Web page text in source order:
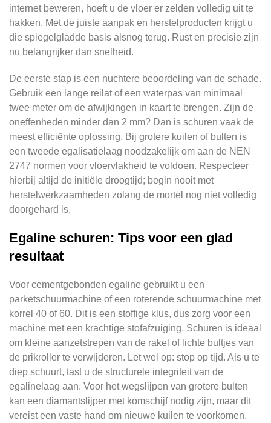
internet beweren, hoeft u de vloer er zelden volledig uit te
hakken. Met de juiste aanpak en herstelproducten krijgt u
die spiegelgladde basis alsnog terug. Rust en precisie zijn
nu belangrijker dan snelheid.
De eerste stap is een nuchtere beoordeling van de schade.
Gebruik een lange reilat of een waterpas van minimaal
twee meter om de afwijkingen in kaart te brengen. Zijn de
oneffenheden minder dan 2 mm? Dan is schuren vaak de
meest efficiënte oplossing. Bij grotere kuilen of bulten is
een tweede egalisatielaag noodzakelijk om aan de NEN
2747 normen voor vloervlakheid te voldoen. Respecteer
hierbij altijd de initiële droogtijd; begin nooit met
herstelwerkzaamheden zolang de mortel nog niet volledig
doorgehard is.
Egaline schuren: Tips voor een glad
resultaat
Voor cementgebonden egaline gebruikt u een
parketschuurmachine of een roterende schuurmachine met
korrel 40 of 60. Dit is een stoffige klus, dus zorg voor een
machine met een krachtige stofafzuiging. Schuren is ideaal
om kleine aanzetstrepen van de rakel of lichte bultjes van
de prikroller te verwijderen. Let wel op: stop op tijd. Als u te
diep schuurt, tast u de structurele integriteit van de
egalinelaag aan. Voor het wegslijpen van grotere bulten
kan een diamantslijper met komschijf nodig zijn, maar dit
vereist een vaste hand om nieuwe kuilen te voorkomen.